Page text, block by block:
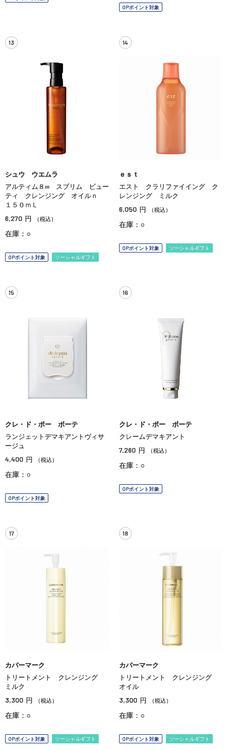
OPポイント対象
13
シュウ ウエムラ
アルティム８∞ スブリム ビュー
ティ クレンジング オイルｎ
１５０ｍＬ
6,270 円 （税込）
在庫：○
OPポイント対象 ソーシャルギフト
14
ｅｓｔ
エスト クラリファイイング ク
レンジング ミルク
6,050 円 （税込）
在庫：○
OPポイント対象 ソーシャルギフト
15
クレ・ド・ポー ボーテ
ランジェットデマキアントヴィサ
ージュ
4,400 円 （税込）
在庫：○
OPポイント対象
16
クレ・ド・ポー ボーテ
クレームデマキアント
7,260 円 （税込）
在庫：○
OPポイント対象
17
カバーマーク
トリートメント クレンジング
ミルク
3,300 円 （税込）
在庫：○
OPポイント対象 ソーシャルギフト
18
カバーマーク
トリートメント クレンジング
オイル
3,300 円 （税込）
在庫：○
OPポイント対象 ソーシャルギフト